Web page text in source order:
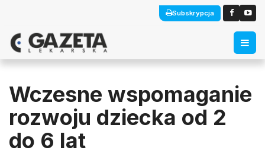
Subskrypcja
Wczesne wspomaganie
rozwoju dziecka od 2
do 6 lat